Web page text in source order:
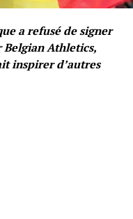
a refusé de signer
Athletics,
inspirer d’autres